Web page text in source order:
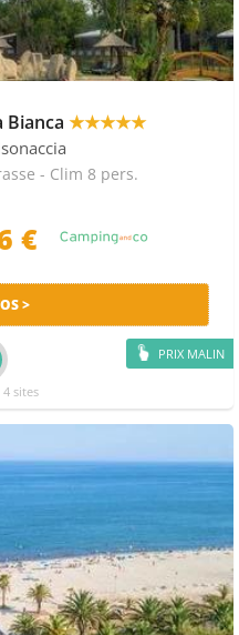
Bianca ★★★★★
- Clim 8 pers.
€
PRIX MALIN
>
4 sites